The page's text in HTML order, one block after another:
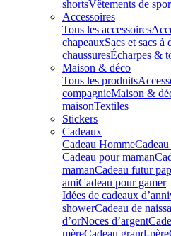
shortsVêtements de
Accessoires
Tous les accessoires
chapeauxSacs et sacs à
chaussuresÉcharpes &
Maison & déco
Tous les produits
compagnieMaison &
maisonTextiles
Stickers
Cadeaux
Cadeau Homme
Cadeau pour maman
mamanCadeau futur
amiCadeau pour gamer
Idées de cadeaux
showerCadeau de
d’orNoces d’argent
mèreCadeau grand-père